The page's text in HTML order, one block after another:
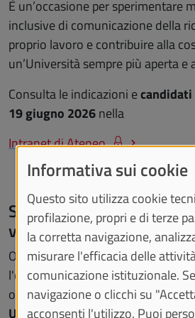
È un’occasione persperimentare
inclusive di comunicazione della
proprio lavoro e contribuire alla
un’Università sempre più aperta e
Consulta le indicazioni e
19 giugno 2026nella
Intranet di Ateneo
Sei studentessa o
vuoi collaborare?
Ogni anno"Un giorno
l'opportunità di entrare a far parte
organizzativa del progetto
Universale.
Informativa sui cookie
Questo sito utilizza cookie
profilazione, propri e di terze
la corretta navigazione,
misurare l'efficacia delle
comunicazione istituzionale.
navigazione o clicchi su
acconsenti l'utilizzo. Puoi